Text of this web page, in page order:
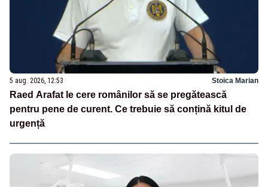
5 aug. 2026, 12:53 Stoica Marian
Raed Arafat le cere românilor să se pregătească
pentru pene de curent. Ce trebuie să conțină kitul de
urgență